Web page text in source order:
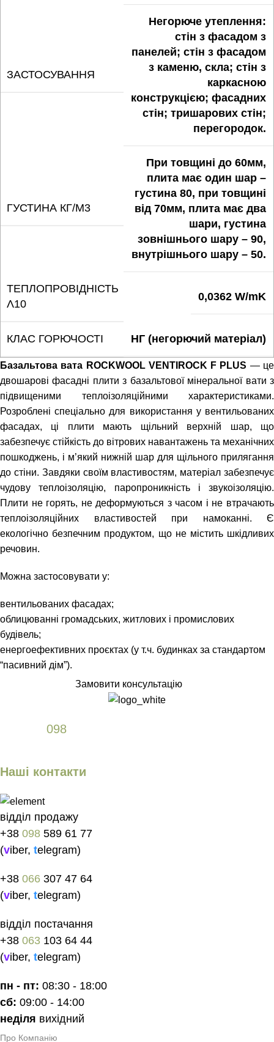
ЗАСТОСУВАННЯ
Негорюче утеплення:
cтін з фасадом з
панелей; стін з фасадом
з каменю, скла; стін з
каркасною
конструкцією; фасадних
стін; тришарових стін;
перегородок.
ГУСТИНА КГ/М3
При товщині до 60мм,
плита має один шар –
густина 80, при товщині
від 70мм, плита має два
шари, густина
зовнішнього шару – 90,
внутрішнього шару – 50.
ТЕПЛОПРОВІДНІСТЬ
Λ10
0,0362 W/mK
КЛАС ГОРЮЧОСТІ НГ (негорючий матеріал)
Базальтова вата ROCKWOOL VENTIROCK F PLUS — це
двошарові фасадні плити з базальтової мінеральної вати з
підвищеними теплоізоляційними характеристиками.
Розроблені спеціально для використання у вентильованих
фасадах, ці плити мають щільний верхній шар, що
забезпечує стійкість до вітрових навантажень та механічних
пошкоджень, і м’який нижній шар для щільного прилягання
до стіни. Завдяки своїм властивостям, матеріал забезпечує
чудову теплоізоляцію, паропроникність і звукоізоляцію.
Плити не горять, не деформуються з часом і не втрачають
теплоізоляційних властивостей при намоканні. Є
екологічно безпечним продуктом, що не містить шкідливих
речовин.
Можна застосовувати у:
вентильованих фасадах;
облицюванні громадських, житлових і промислових
будівель;
енергоефективних проєктах (у т.ч. будинках за стандартом
“пасивний дім”).
Замовити консультацію
098589 61 77
Наші контакти
відділ продажу
+38 098 589 61 77
(viber, telegram)
+38 066 307 47 64
(viber, telegram)
відділ постачання
+38 063 103 64 44
(viber, telegram)
пн - пт: 08:30 - 18:00
сб: 09:00 - 14:00
неділя вихідний
Про Компанію